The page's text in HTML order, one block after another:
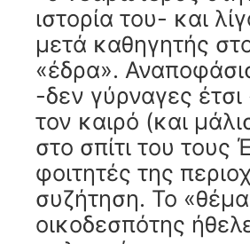
ιστορία του- και
μετά καθηγητής
«έδρα».
-δεν γύρναγες
τον καιρό (και
στο σπίτι του
φοιτητές της
συζήτηση. Το
οικοδεσπότης